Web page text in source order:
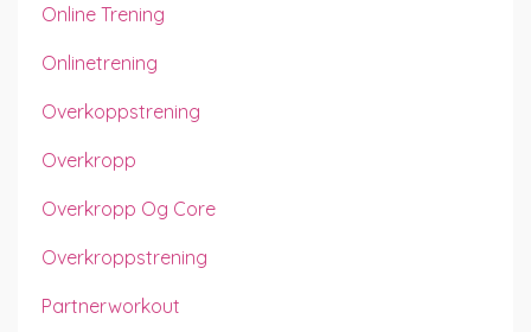
Online Trening
Onlinetrening
Overkoppstrening
Overkropp
Overkropp Og Core
Overkroppstrening
Partnerworkout